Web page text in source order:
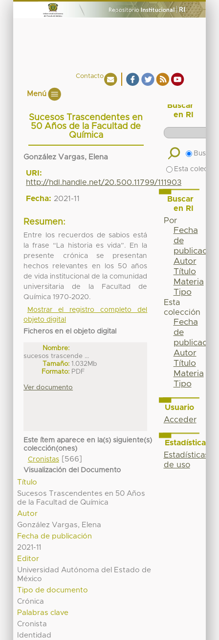
Contacto
Menú
Sucesos Trascendentes en
50 Años de la Facultad de
Química
González Vargas, Elena
URI:
http://hdl.handle.net/20.500.11799/111903
Fecha: 2021-11
Resumen:
Entre los recuerdos de sabios está
la frase “La historia es vida”. En la
presente crónica se presentan
hechos relevantes en los 50 años
de vida institucional de la comunidad
universitaria de la Facultad de
Química 1970-2020.
Mostrar el registro completo del
objeto digital
Ficheros en el objeto digital
Nombre:
sucesos trascende ...
Tamaño: 1.032Mb
Formato: PDF
Ver documento
Este ítem aparece en la(s) siguiente(s)
colección(ones)
Cronistas[566]
Visualización del Documento
Título
Sucesos Trascendentes en 50 Años
de la Facultad de Química
Autor
González Vargas, Elena
Fecha de publicación
2021-11
Editor
Universidad Autónoma del Estado de
México
Tipo de documento
Crónica
Palabras clave
Cronista
Identidad
Buscar
en RI
Buscar
Esta
Buscar
en RI
Por
Fecha
de
publicación
Autor
Título
Materia
Tipo
Esta
colección
Fecha
de
publicación
Autor
Título
Materia
Tipo
Usuario
Acceder
Estadísticas
Estadísticas
de uso